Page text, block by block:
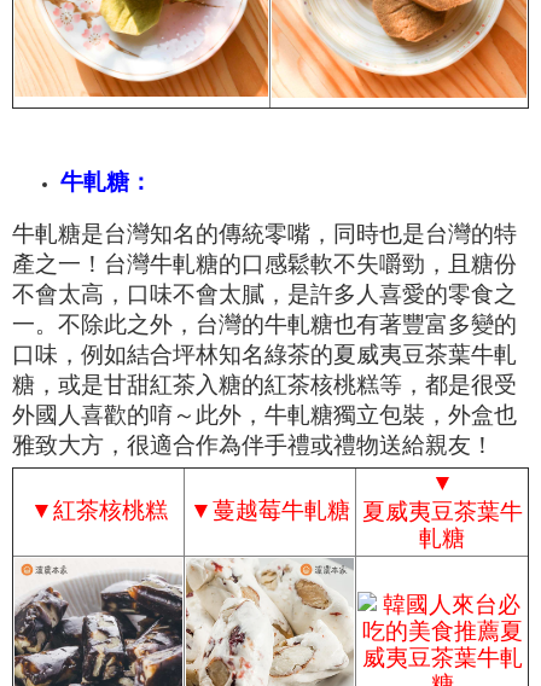
牛軋糖：
牛軋糖是台灣知名的傳統零嘴，同時也是台灣的特
產之一！台灣牛軋糖的口感鬆軟不失嚼勁，且糖份
不會太高，口味不會太膩，是許多人喜愛的零食之
一。不除此之外，台灣的牛軋糖也有著豐富多變的
口味，例如結合坪林知名綠茶的夏威夷豆茶葉牛軋
糖，或是甘甜紅茶入糖的紅茶核桃糕等，都是很受
外國人喜歡的唷～此外，牛軋糖獨立包裝，外盒也
雅致大方，很適合作為伴手禮或禮物送給親友！
▼紅茶核桃糕 ▼蔓越莓牛軋糖
▼
夏威夷豆茶葉牛
軋糖